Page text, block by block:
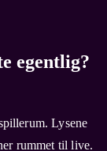
egentlig?
Lysene
rummet til live.